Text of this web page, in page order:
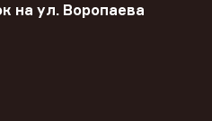
на ул. Воропаева